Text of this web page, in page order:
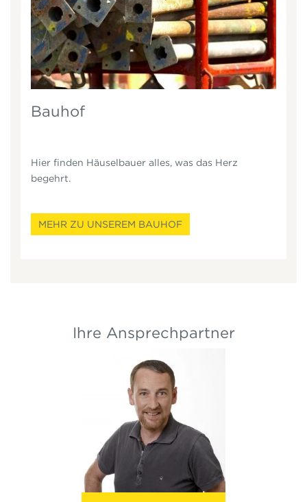
Bauhof
Hier finden Häuselbauer alles, was das Herz
begehrt.
MEHR ZU UNSEREM BAUHOF
Ihre Ansprechpartner